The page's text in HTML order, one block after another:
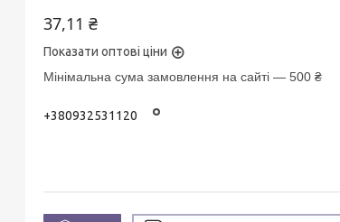
37,11 ₴
Показати оптові ціни
Мінімальна сума замовлення на сайті — 500 ₴
+380932531120